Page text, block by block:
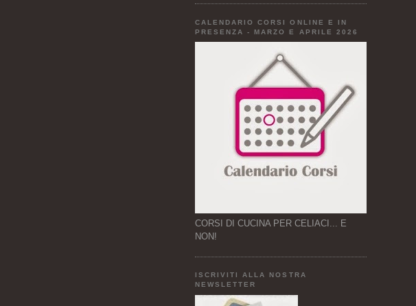
CALENDARIO CORSI ONLINE E IN
PRESENZA - MARZO E APRILE 2026
CORSI DI CUCINA PER CELIACI... E
NON!
ISCRIVITI ALLA NOSTRA
NEWSLETTER